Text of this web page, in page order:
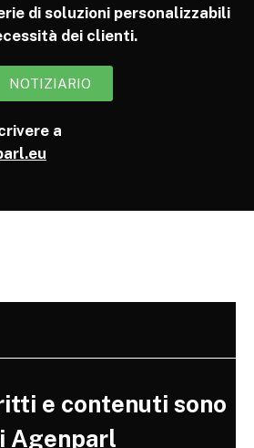
di soluzioni personalizzabili
dei clienti.
NOTIZIARIO
a
e contenuti sono
Agenparl